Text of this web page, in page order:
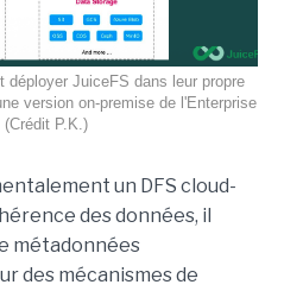
déployer JuiceFS dans leur propre
version on-premise de l'Enterprise
(Crédit P.K.)
un DFS cloud-
des données, il
métadonnées
des mécanismes de